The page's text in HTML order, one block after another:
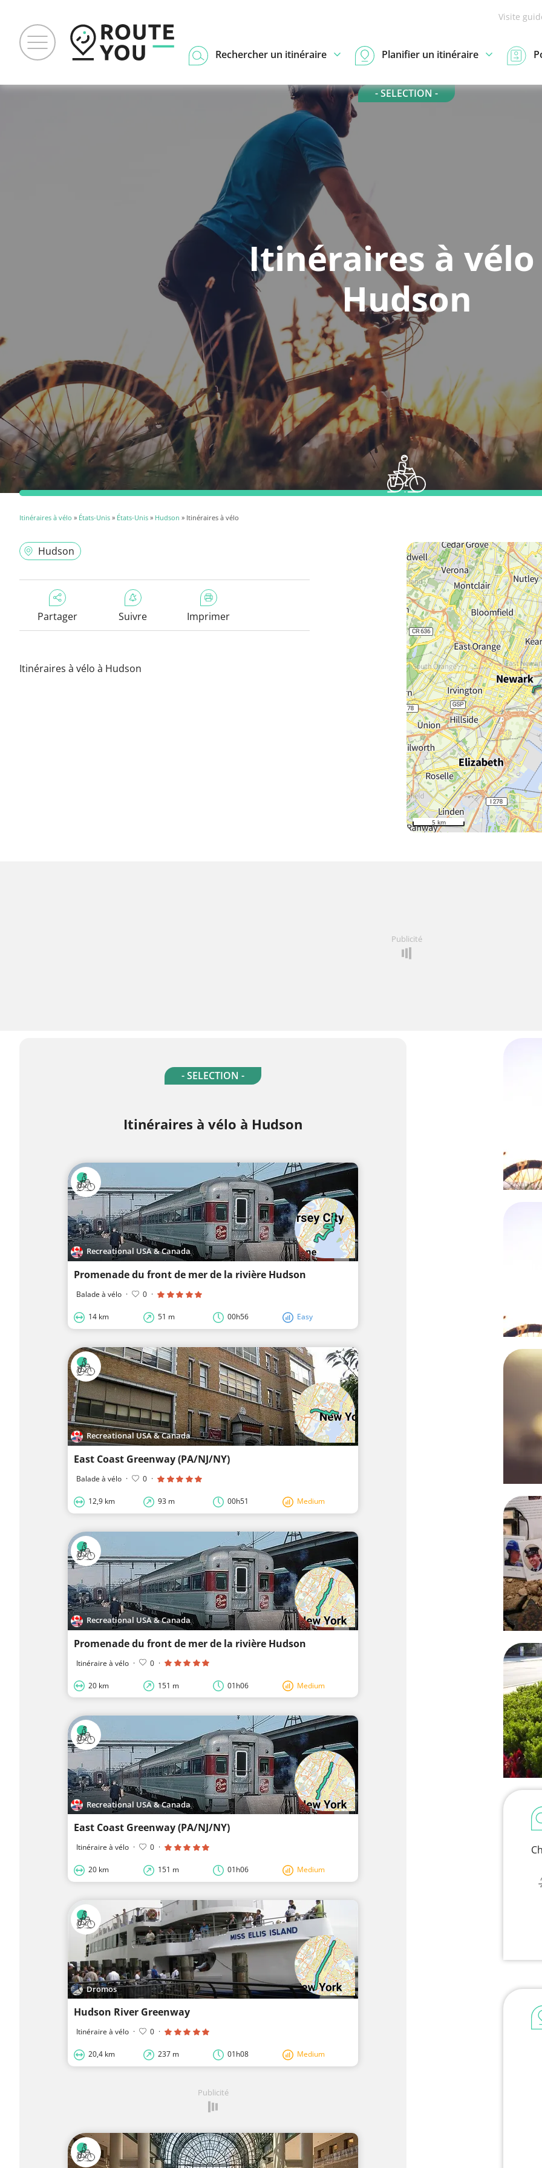
Visite
Rechercher un itinéraire Planifier un itinéraire
- SELECTION -
Itinéraires à vélo
Hudson
Itinéraires à vélo » États-Unis » États-Unis » Hudson » Itinéraires à vélo
Hudson
Partager Suivre Imprimer
Itinéraires à vélo à Hudson
5 km
Publicité
- SELECTION -
Itinéraires à vélo à Hudson
Recreational USA & Canada
Promenade du front de mer de la rivière Hudson
Balade à vélo · 0 ·
14 km 51 m 00h56 Easy
Recreational USA & Canada
East Coast Greenway (PA/NJ/NY)
Balade à vélo · 0 ·
12,9 km 93 m 00h51 Medium
Recreational USA & Canada
Promenade du front de mer de la rivière Hudson
Itinéraire à vélo · 0 ·
20 km 151 m 01h06 Medium
Recreational USA & Canada
East Coast Greenway (PA/NJ/NY)
Itinéraire à vélo · 0 ·
20 km 151 m 01h06 Medium
Dromos
Hudson River Greenway
Itinéraire à vélo · 0 ·
20,4 km 237 m 01h08 Medium
Publicité